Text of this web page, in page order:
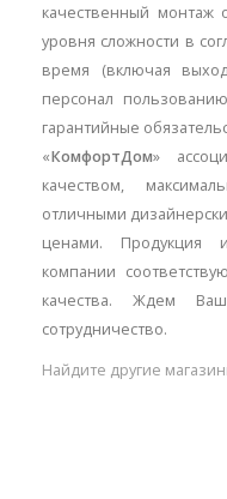
качественный монтаж
уровня сложности в
время (включая
персонал
гарантийные
«КомфортДом»
качеством,
отличными
ценами. Продукция
компании
качества. Ждем
сотрудничество.
Найдите другие